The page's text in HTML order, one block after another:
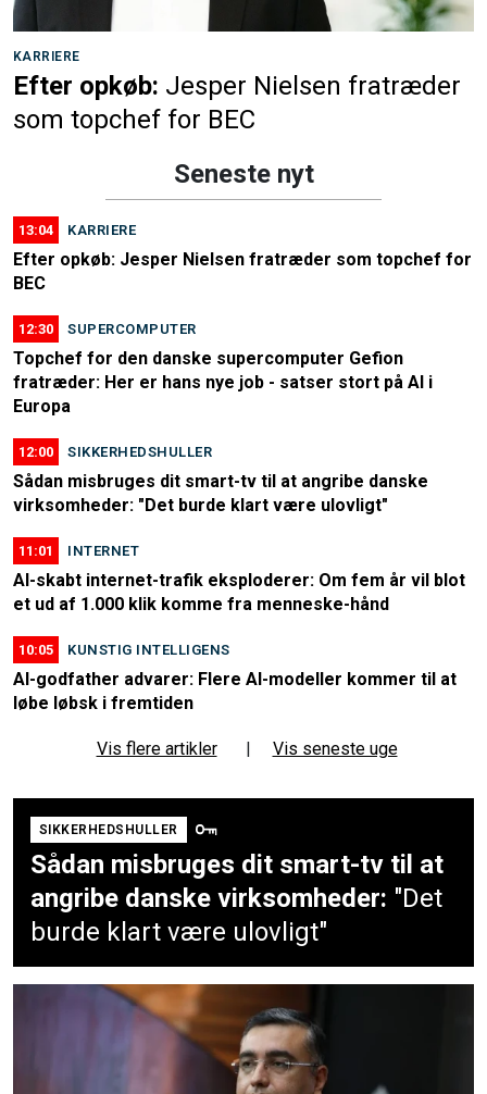
KARRIERE
Efter opkøb: Jesper Nielsen fratræder
som topchef for BEC
Seneste nyt
13:04 KARRIERE
Efter opkøb: Jesper Nielsen fratræder som topchef for
BEC
12:30 SUPERCOMPUTER
Topchef for den danske supercomputer Gefion
fratræder: Her er hans nye job - satser stort på AI i
Europa
12:00 SIKKERHEDSHULLER
Sådan misbruges dit smart-tv til at angribe danske
virksomheder: "Det burde klart være ulovligt"
11:01 INTERNET
AI-skabt internet-trafik eksploderer: Om fem år vil blot
et ud af 1.000 klik komme fra menneske-hånd
10:05 KUNSTIG INTELLIGENS
AI-godfather advarer: Flere AI-modeller kommer til at
løbe løbsk i fremtiden
Vis flere artikler | Vis seneste uge
SIKKERHEDSHULLER
Sådan misbruges dit smart-tv til at
angribe danske virksomheder: "Det
burde klart være ulovligt"